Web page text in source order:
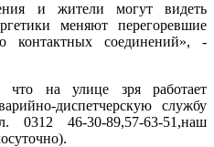
и жители могут видеть
меняют перегоревшие
контактных соединений», -
на улице зря работает
диспетчерскую службу
46-30-89,57-63-51,наш